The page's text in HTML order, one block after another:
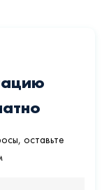
оставьте